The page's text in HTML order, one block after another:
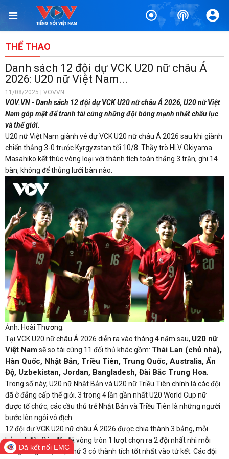
THỂ THAO
Danh sách 12 đội dự VCK U20 nữ châu Á
2026: U20 nữ Việt Nam...
11/08/2025 | VOVVN
VOV.VN - Danh sách 12 đội dự VCK U20 nữ châu Á 2026, U20 nữ Việt
Nam góp mặt để tranh tài cùng những đội bóng mạnh nhất châu lục
và thế giới.
U20 nữ Việt Nam giành vé dự VCK U20 nữ châu Á 2026 sau khi giành
chiến thắng 3-0 trước Kyrgyzstan tối 10/8. Thầy trò HLV Okiyama
Masahiko kết thúc vòng loại với thành tích toàn thắng 3 trận, ghi 14
bàn, không để thủng lưới bàn nào.
Ảnh: Hoài Thương.
Tại VCK U20 nữ châu Á 2026 diễn ra vào tháng 4 năm sau, U20 nữ
Việt Namsẽ so tài cùng 11 đối thủ khác gồm: Thái Lan (chủ nhà),
Hàn Quốc, Nhật Bản, Triều Tiên, Trung Quốc, Australia, Ấn
Độ, Uzbekistan, Jordan, Bangladesh, Đài Bắc Trung Hoa.
Trong số này, U20 nữ Nhật Bản và U20 nữ Triều Tiên chính là các đội
đã ở đẳng cấp thế giới. 3 trong 4 lần gần nhất U20 World Cup nữ
được tổ chức, các cầu thủ trẻ Nhật Bản và Triều Tiên là những người
bước lên ngôi vô địch.
12 đội dự VCK U20 nữ châu Á 2026 được chia thành 3 bảng, mỗi
bảng 4 đội. Các đội đá vòng tròn 1 lượt chọn ra 2 đội nhất nhì mỗi
bảng cùng 2 đội xếp thứ 3 có thành tích tốt nhất vào tứ kết. Các đội
Đã kết nối EMC